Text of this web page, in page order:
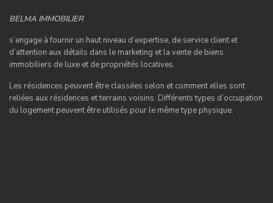
BELMA IMMOBILIER
s’engage à fournir un haut niveau d’expertise, de service client et
d’attention aux détails dans le marketing et la vente de biens
immobiliers de luxe et de propriétés locatives.
Les résidences peuvent être classées selon et comment elles sont
reliées aux résidences et terrains voisins. Différents types d’occupation
du logement peuvent être utilisés pour le même type physique.